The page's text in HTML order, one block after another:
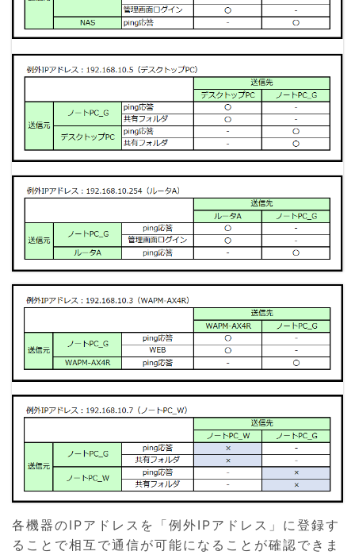
各機器のIPアドレスを「例外IPアドレス」に登録す
ることで相互で通信が可能になることが確認できま